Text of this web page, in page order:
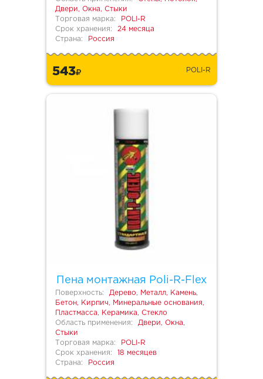
Двери, Окна, Стыки
Торговая марка:
POLI-R
Срок хранения:
24 месяца
Страна:
Россия
543 POLI-R
Пена монтажная Poli-R-Flex
Поверхность:
Дерево, Металл, Камень,
Бетон, Кирпич, Минеральные основания,
Пластмасса, Керамика, Стекло
Область применения:
Двери, Окна,
Стыки
Торговая марка:
POLI-R
Срок хранения:
18 месяцев
Страна:
Россия